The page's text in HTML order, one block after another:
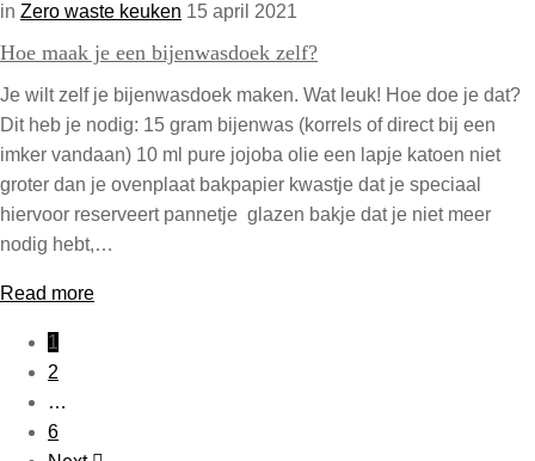
in Zero waste keuken 15 april 2021
Hoe maak je een bijenwasdoek zelf?
Je wilt zelf je bijenwasdoek maken. Wat leuk! Hoe doe je dat?
Dit heb je nodig: 15 gram bijenwas (korrels of direct bij een
imker vandaan) 10 ml pure jojoba olie een lapje katoen niet
groter dan je ovenplaat bakpapier kwastje dat je speciaal
hiervoor reserveert pannetje glazen bakje dat je niet meer
nodig hebt,…
Read more
1
2
…
6